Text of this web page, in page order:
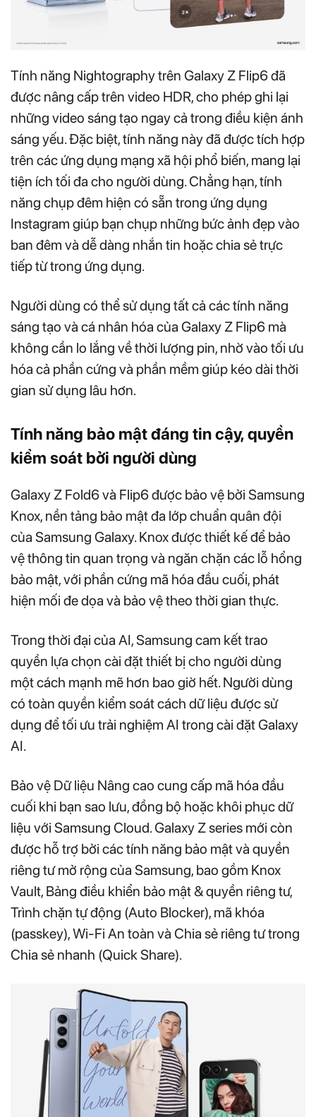
Tính năng Nightography trên Galaxy Z Flip6 đã
được nâng cấp trên video HDR, cho phép ghi lại
những video sáng tạo ngay cả trong điều kiện ánh
sáng yếu. Đặc biệt, tính năng này đã được tích hợp
trên các ứng dụng mạng xã hội phổ biến, mang lại
tiện ích tối đa cho người dùng. Chẳng hạn, tính
năng chụp đêm hiện có sẵn trong ứng dụng
Instagram giúp bạn chụp những bức ảnh đẹp vào
ban đêm và dễ dàng nhắn tin hoặc chia sẻ trực
tiếp từ trong ứng dụng.
Người dùng có thể sử dụng tất cả các tính năng
sáng tạo và cá nhân hóa của Galaxy Z Flip6 mà
không cần lo lắng về thời lượng pin, nhờ vào tối ưu
hóa cả phần cứng và phần mềm giúp kéo dài thời
gian sử dụng lâu hơn.
Tính năng bảo mậtđáng tin cậy,quyền
kiểm soát bởi người dùng
Galaxy Z Fold6 và Flip6 được bảo vệ bởi Samsung
Knox, nền tảng bảo mật đa lớp chuẩn quân đội
của Samsung Galaxy. Knox được thiết kế để bảo
vệ thông tin quan trọng và ngăn chặn các lỗ hổng
bảo mật, với phần cứng mã hóa đầu cuối, phát
hiện mối đe dọa và bảo vệ theo thời gian thực.
Trong thời đại của AI, Samsung cam kết trao
quyền lựa chọn cài đặt thiết bị cho người dùng
một cách mạnh mẽ hơn bao giờ hết. Người dùng
có toàn quyền kiểm soát cách dữ liệu được sử
dụng để tối ưu trải nghiệm AI trong cài đặt Galaxy
AI.
Bảo vệ Dữ liệu Nâng cao cung cấp mã hóa đầu
cuối khi bạn sao lưu, đồng bộ hoặc khôi phục dữ
liệu với Samsung Cloud. Galaxy Z series mới còn
được hỗ trợ bởi các tính năng bảo mật và quyền
riêng tư mở rộng của Samsung, bao gồm Knox
Vault, Bảng điều khiển bảo mật & quyền riêng tư,
Trình chặn tự động (Auto Blocker), mã khóa
(passkey), Wi-Fi An toàn và Chia sẻ riêng tư trong
Chia sẻ nhanh (Quick Share).